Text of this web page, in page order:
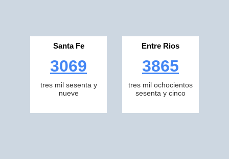
Santa Fe
3069
tres mil sesenta y
nueve
Entre Rios
3865
tres mil ochocientos
sesenta y cinco